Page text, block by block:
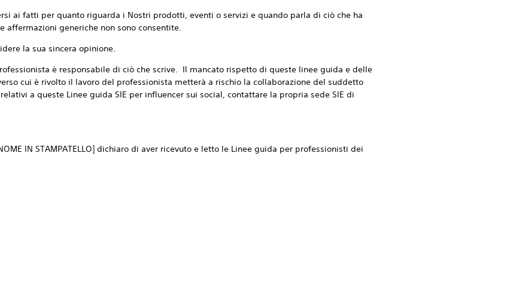
ai fatti per quanto riguarda i Nostri prodotti, eventi o servizi e quando parla di ciò che ha
affermazioni generiche non sono consentite.
la sua sincera opinione.
è responsabile di ciò che scrive. Il mancato rispetto di queste linee guida e delle
cui è rivolto il lavoro del professionista metterà a rischio la collaborazione del suddetto
a queste Linee guida SIE per influencer sui social, contattare la propria sede SIE di
[NOME IN STAMPATELLO] dichiaro di aver ricevuto e letto le Linee guida per professionisti dei